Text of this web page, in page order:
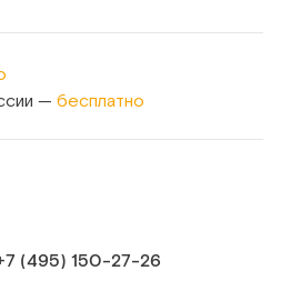
— бесплатно
(495) 150‑27‑26